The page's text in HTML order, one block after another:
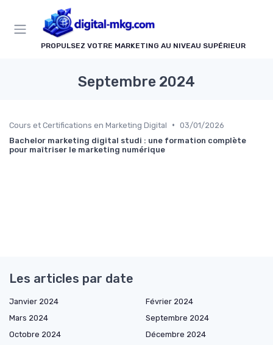
PROPULSEZ VOTRE MARKETING AU NIVEAU SUPÉRIEUR
Septembre 2024
Cours et Certifications en Marketing Digital • 03/01/2026
Bachelor marketing digital studi : une formation complète
pour maîtriser le marketing numérique
Les articles par date
Janvier 2024
Février 2024
Mars 2024
Septembre 2024
Octobre 2024
Décembre 2024
Panneau de gestion des cookies